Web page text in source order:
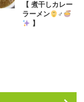
【 煮干しカレー
ラーメン
‍♂️
】